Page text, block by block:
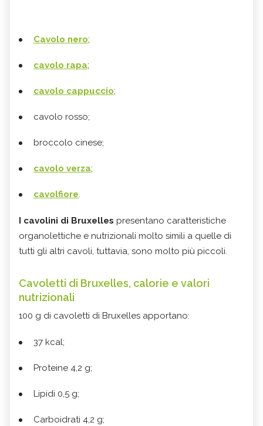
Cavolo nero;
cavolo rapa;
cavolo cappuccio;
cavolo rosso;
broccolo cinese;
cavolo verza;
cavolfiore.
I cavolini di Bruxelles presentano caratteristiche
organolettiche e nutrizionali molto simili a quelle di
tutti gli altri cavoli, tuttavia, sono molto più piccoli.
Cavoletti di Bruxelles, calorie e valori
nutrizionali
100 g di cavoletti di Bruxelles apportano:
37 kcal;
Proteine 4,2 g;
Lipidi 0,5 g;
Carboidrati 4,2 g;